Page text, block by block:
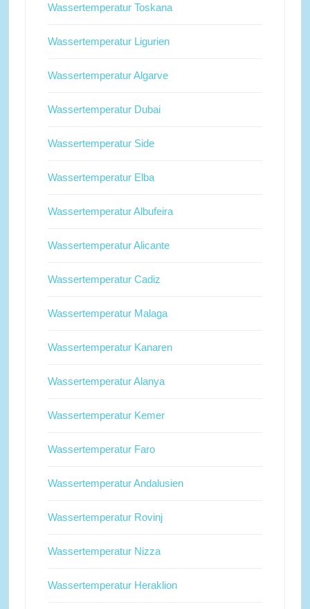
Wassertemperatur Toskana
Wassertemperatur Ligurien
Wassertemperatur Algarve
Wassertemperatur Dubai
Wassertemperatur Side
Wassertemperatur Elba
Wassertemperatur Albufeira
Wassertemperatur Alicante
Wassertemperatur Cadiz
Wassertemperatur Malaga
Wassertemperatur Kanaren
Wassertemperatur Alanya
Wassertemperatur Kemer
Wassertemperatur Faro
Wassertemperatur Andalusien
Wassertemperatur Rovinj
Wassertemperatur Nizza
Wassertemperatur Heraklion